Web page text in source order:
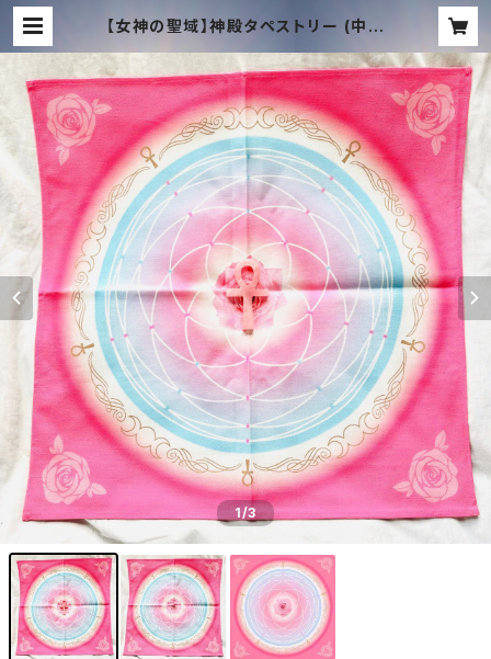
【女神の聖域】神殿タペストリー (中 6
ルタキオン化 | TACHYON MUSIC
ONLINE SHOP
1/3